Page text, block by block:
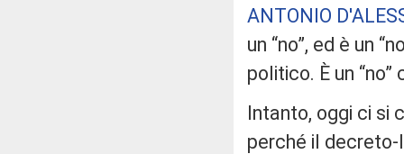
ANTONIO
un “no”, ed è un
politico. È un
Intanto, oggi ci si
perché il decreto-